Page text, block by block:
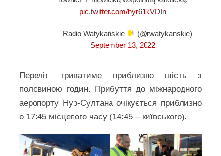
pic.twitter.com/hyr61kVDIn
— Radio Watykańskie
(@rwatykanskie)
September 13, 2022
Переліт триватиме приблизно шість з
половиною годин. Прибуття до міжнародного
аеропорту Нур-Султана очікується приблизно
о 17:45 місцевого часу (14:45 – київського).